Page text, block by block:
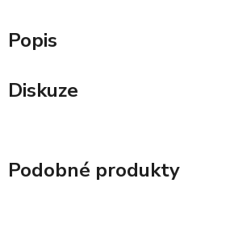
Popis
Diskuze
Podobné produkty